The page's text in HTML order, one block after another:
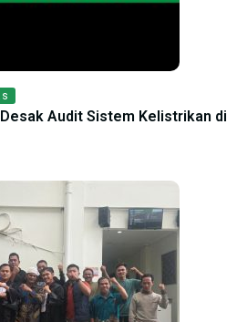
Audit Sistem Kelistrikan di